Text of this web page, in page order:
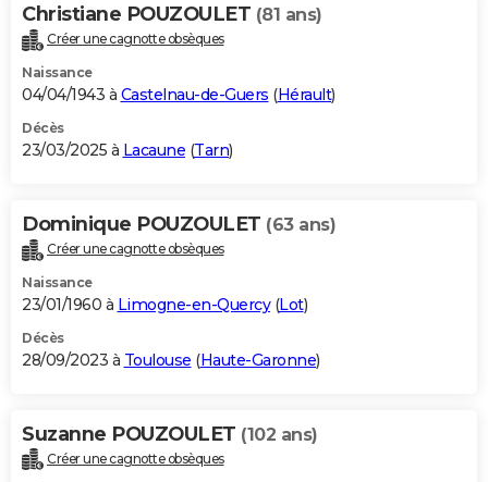
Bricolage
Lifestyle
Culture
Sport
Auto
Television
Voyage
Cinema
Christiane POUZOULET (81 ans)
Créer une cagnotte obsèques
Naissance
04/04/1943 à Castelnau-de-Guers (Hérault)
Décès
23/03/2025 à Lacaune (Tarn)
Dominique POUZOULET (63 ans)
Créer une cagnotte obsèques
Naissance
23/01/1960 à Limogne-en-Quercy(Lot)
Décès
28/09/2023 à Toulouse (Haute-Garonne)
Suzanne POUZOULET (102 ans)
Créer une cagnotte obsèques